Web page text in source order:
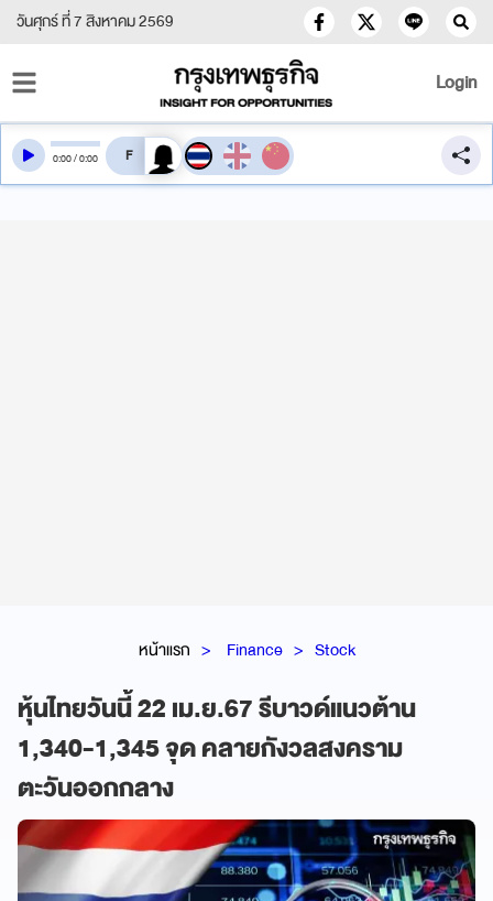
วันศุกร์ ที่ 7 สิงหาคม 2569
Login
หน้าแรก Finance Stock
หุ้นไทยวันนี้ 22 เม.ย.67 รีบาวด์แนวต้าน
1,340-1,345 จุด คลายกังวลสงคราม
ตะวันออกกลาง
0:00/0:00 สลับเสียงอ่าน